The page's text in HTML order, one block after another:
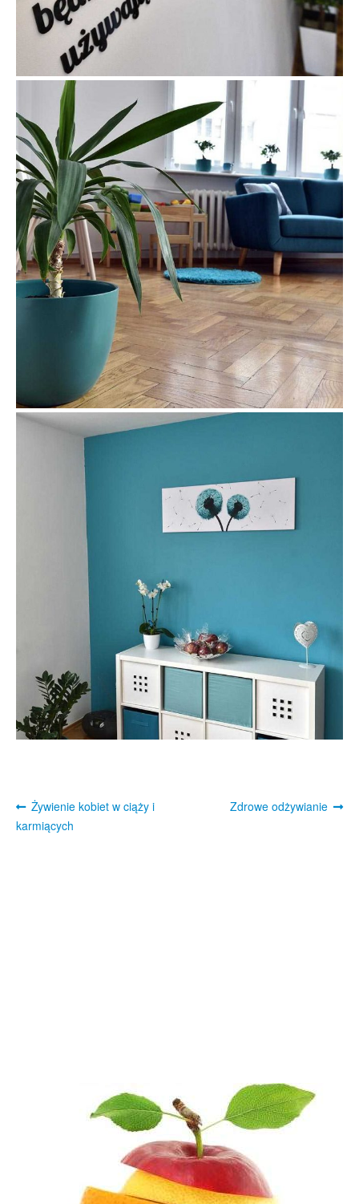
Post
navigation
Previous
post:
Żywienie kobiet w ciąży i
karmiących
Next
Zdrowe odżywianie